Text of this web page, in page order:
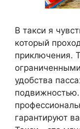
В такси я
который
приключения.
удобства
гарантируют